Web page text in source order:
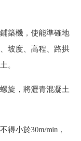
築機，使能準確地
坡度、高程、路拱
。
旋，將瀝青混凝土
得小於30m/min ，